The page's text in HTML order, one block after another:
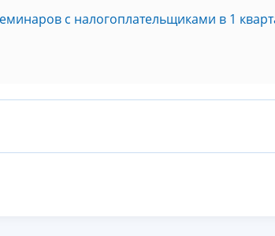
с налогоплательщиками в 1